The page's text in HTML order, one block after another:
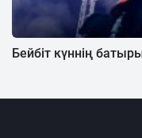
Бейбіт күннің